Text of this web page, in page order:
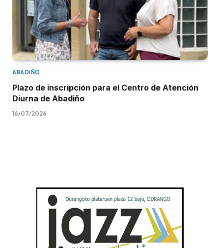
ABADIÑO
Plazo de inscripción para el Centro de Atención
Diurna de Abadiño
16/07/2026